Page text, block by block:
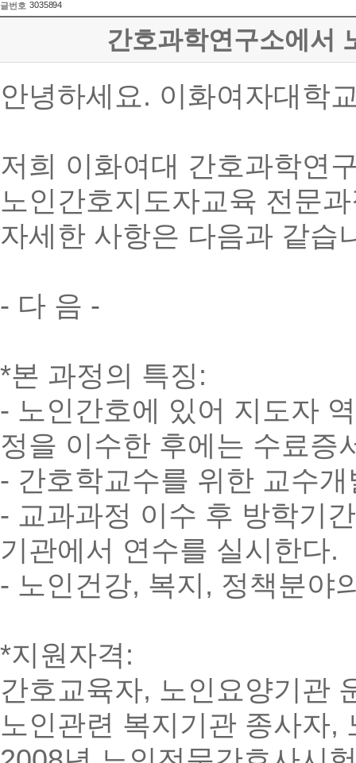
글번호 3035894
간호과학연구소에서
안녕하세요. 이화여자대학
저희 이화여대 간호과학연
노인간호지도자교육 전문
자세한 사항은 다음과 같습
- 다 음 -
*본 과정의 특징:
- 노인간호에 있어 지도자
정을 이수한 후에는 수료증
- 간호학교수를 위한 교수
- 교과과정 이수 후 방학기
기관에서 연수를 실시한다.
- 노인건강, 복지, 정책분야
*지원자격:
간호교육자, 노인요양기관
노인관련 복지기관 종사자,